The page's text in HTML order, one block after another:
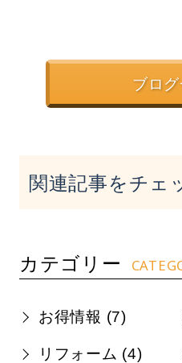
ブロ
関連記事をチェ
カテゴリー
お得情報 (7)
リフォーム (4)